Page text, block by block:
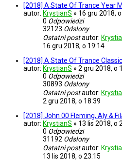
[2018] A State Of Trance Year
autor: KrystianS » 16 gru 2018,
0 Odpowiedzi
32123 Odsłony
Ostatni postautor:
16 gru 2018, o 19:14
[2018] A State Of Trance
autor: KrystianS » 2 gru 2018, o
0 Odpowiedzi
30893 Odsłony
Ostatni postautor:
2 gru 2018, o 18:39
[2018] John 00 Fleming, Aly &
autor: KrystianS » 13 lis 2018, o
0 Odpowiedzi
31192 Odsłony
Ostatni postautor:
13 lis 2018, o 23:15